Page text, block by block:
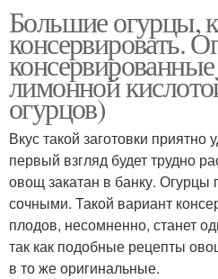
Большие огурцы,
консервировать.
лимонной
огурцов)
Вкус такой заготовки приятно
первый взгляд будет трудно
овощ закатан в банку.
сочными. Такой вариант
плодов, несомненно, станет
так как подобные рецепты
в то же оригинальные.